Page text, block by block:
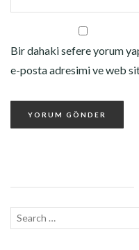
Bir dahaki sefere yorum
e-posta adresimi ve web
Search